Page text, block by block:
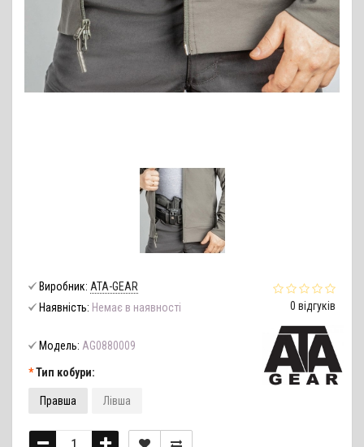
0 відгуків
Виробник: ATA-GEAR
Наявність: Немає в наявності
Модель: AG0880009
Тип кобури:
Правша Лівша